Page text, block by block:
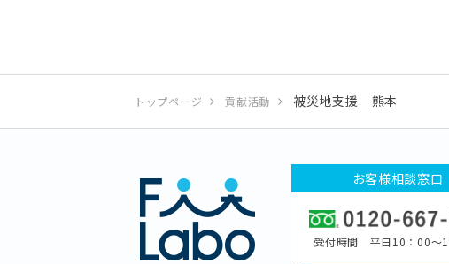
トップページ 貢献活動 被災地支援 熊本
お客様相談窓口
受付時間 平日10：00〜